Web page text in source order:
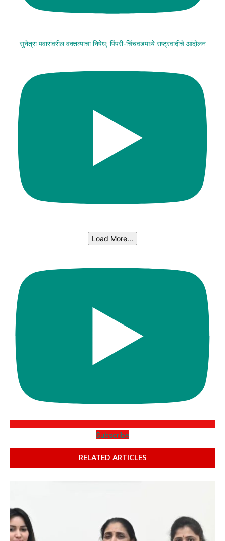
सुनेत्रा पवारांवरील वक्तव्याचा निषेध; पिंपरी-चिंचवडमध्ये राष्ट्रवादीचे आंदोलन
Load More...
Subscribe
RELATED ARTICLES